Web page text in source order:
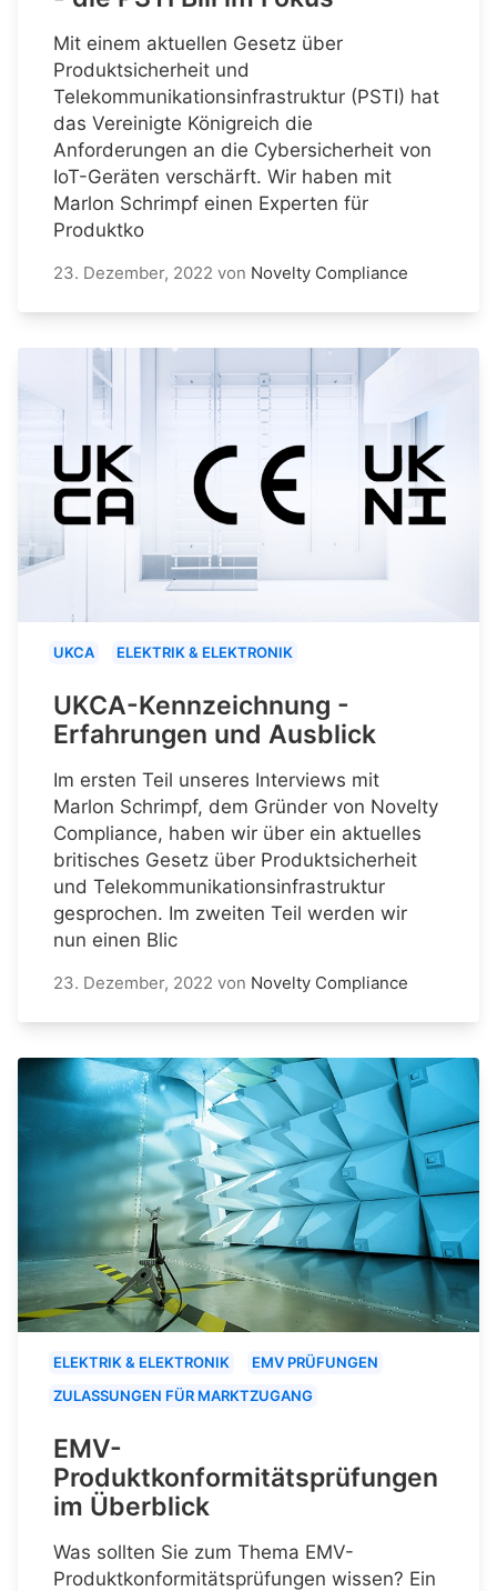
Mit einem aktuellen Gesetz über
Produktsicherheit und
Telekommunikationsinfrastruktur (PSTI) hat
das Vereinigte Königreich die
Anforderungen an die Cybersicherheit von
IoT-Geräten verschärft. Wir haben mit
Marlon Schrimpf einen Experten für
Produktko
23. Dezember, 2022 von Novelty Compliance
UKCA ELEKTRIK & ELEKTRONIK
UKCA-Kennzeichnung -
Erfahrungen und Ausblick
Im ersten Teil unseres Interviews mit
Marlon Schrimpf, dem Gründer von Novelty
Compliance, haben wir über ein aktuelles
britisches Gesetz über Produktsicherheit
und Telekommunikationsinfrastruktur
gesprochen. Im zweiten Teil werden wir
nun einen Blic
23. Dezember, 2022 von Novelty Compliance
ELEKTRIK & ELEKTRONIK
EMV PRÜFUNGEN
ZULASSUNGEN FÜR MARKTZUGANG
EMV-
Produktkonformitätsprüfungen
im Überblick
Was sollten Sie zum Thema EMV-
Produktkonformitätsprüfungen wissen? Ein